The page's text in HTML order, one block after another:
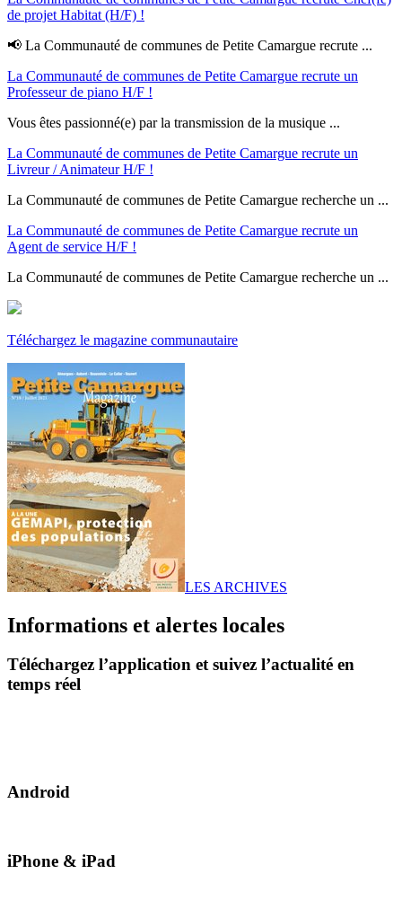
de projet Habitat (H/F) !
📢 La Communauté de communes de Petite Camargue recrute ...
La Communauté de communes de Petite Camargue recrute un
Professeur de piano H/F !
Vous êtes passionné(e) par la transmission de la musique ...
La Communauté de communes de Petite Camargue recrute un
Livreur / Animateur H/F !
La Communauté de communes de Petite Camargue recherche un ...
La Communauté de communes de Petite Camargue recrute un
Agent de service H/F !
La Communauté de communes de Petite Camargue recherche un ...
Téléchargez le magazine communautaire
LES ARCHIVES
Informations et alertes locales
Téléchargez l’application et suivez l’actualité en
temps réel
Android
iPhone & iPad